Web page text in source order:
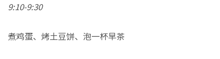
9:10-9:30
煮鸡蛋、烤土豆饼、泡一杯早茶